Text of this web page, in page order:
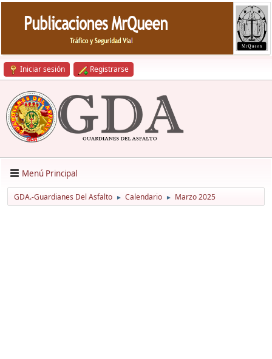
Iniciar sesión Registrarse
Menú Principal
GDA.-Guardianes Del Asfalto ► Calendario ► Marzo 2025